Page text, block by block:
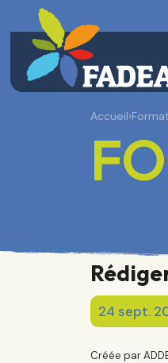
Accueil›
24 sept.
Créée par